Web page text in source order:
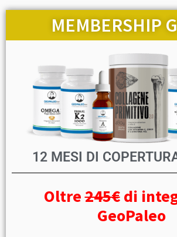
MEMBERSHIP
12 MESI DI
Oltre245€di
GeoPaleo